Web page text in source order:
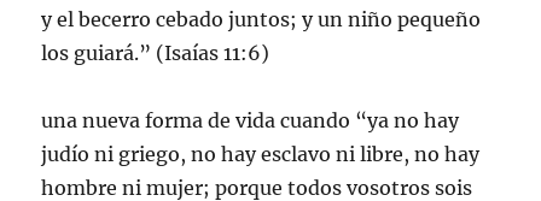
y el becerro cebado juntos; y un niño pequeño
los guiará.” (Isaías 11:6)
una nueva forma de vida cuando “ya no hay
judío ni griego, no hay esclavo ni libre, no hay
hombre ni mujer; porque todos vosotros sois